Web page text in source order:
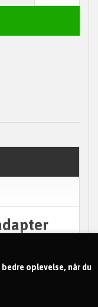
oplevelse, når du
sæt pr. pakke.